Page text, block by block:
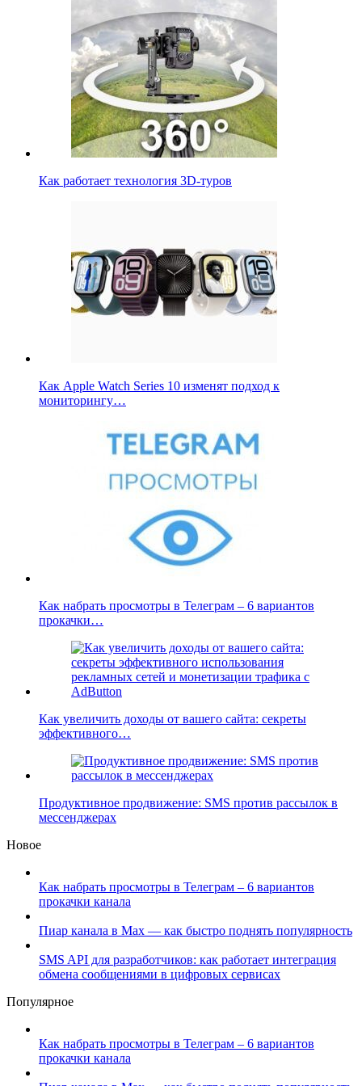
Как работает технология 3D-туров
Как Apple Watch Series 10 изменят подход к
мониторингу…
Как набрать просмотры в Телеграм – 6 вариантов
прокачки…
Как увеличить доходы от вашего сайта: секреты
эффективного…
Продуктивное продвижение: SMS против рассылок в
мессенджерах
Новое
Как набрать просмотры в Телеграм – 6 вариантов
прокачки канала
Пиар канала в Max — как быстро поднять популярность
SMS API для разработчиков: как работает интеграция
обмена сообщениями в цифровых сервисах
Популярное
Как набрать просмотры в Телеграм – 6 вариантов
прокачки канала